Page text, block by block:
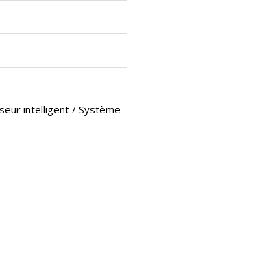
intelligent / Système